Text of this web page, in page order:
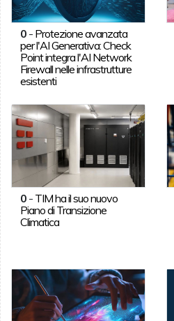
0- Protezione avanzata
per l'AI Generativa: Check
Point integra l'AI Network
Firewall nelle infrastrutture
esistenti
0- TIM ha il suo nuovo
Piano di Transizione
Climatica